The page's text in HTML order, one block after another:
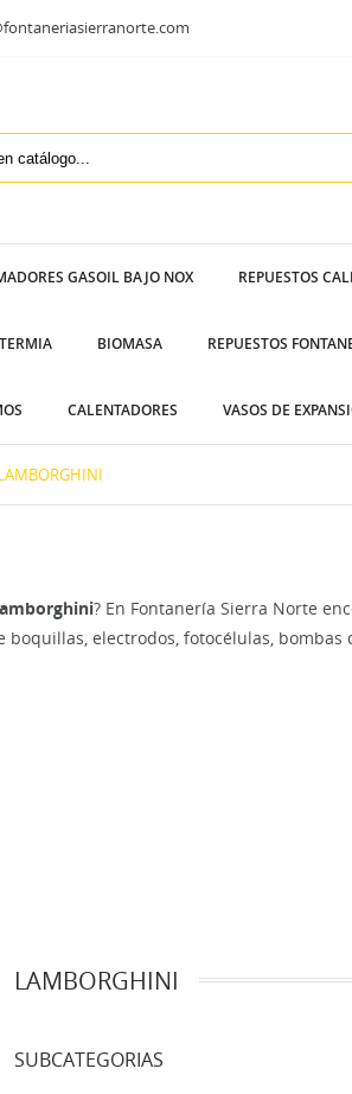
GASOIL BAJO NOX REPUESTOS
BIOMASA REPUESTOS
CALENTADORES VASOS DE
? En Fontanería Sierra Norte
electrodos, fotocélulas,
LAMBORGHINI
SUBCATEGORIAS